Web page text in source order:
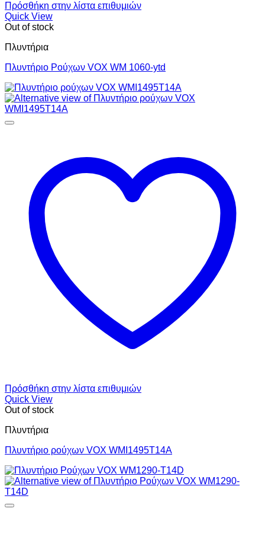
Πρόσθήκη στην λίστα επιθυμιών
Quick View
Out of stock
Πλυντήρια
Πλυντήριο Ρούχων VOX WM 1060-ytd
Πρόσθήκη στην λίστα επιθυμιών
Quick View
Out of stock
Πλυντήρια
Πλυντήριο ρούχων VOX WMI1495T14A